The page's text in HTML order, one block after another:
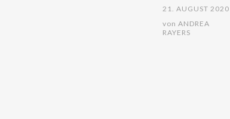
21. AUGUST 2020
von ANDREA
RAYERS